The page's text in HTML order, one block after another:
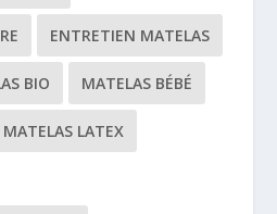
ENTRETIEN MATELAS
BIO MATELAS BÉBÉ
MATELAS LATEX